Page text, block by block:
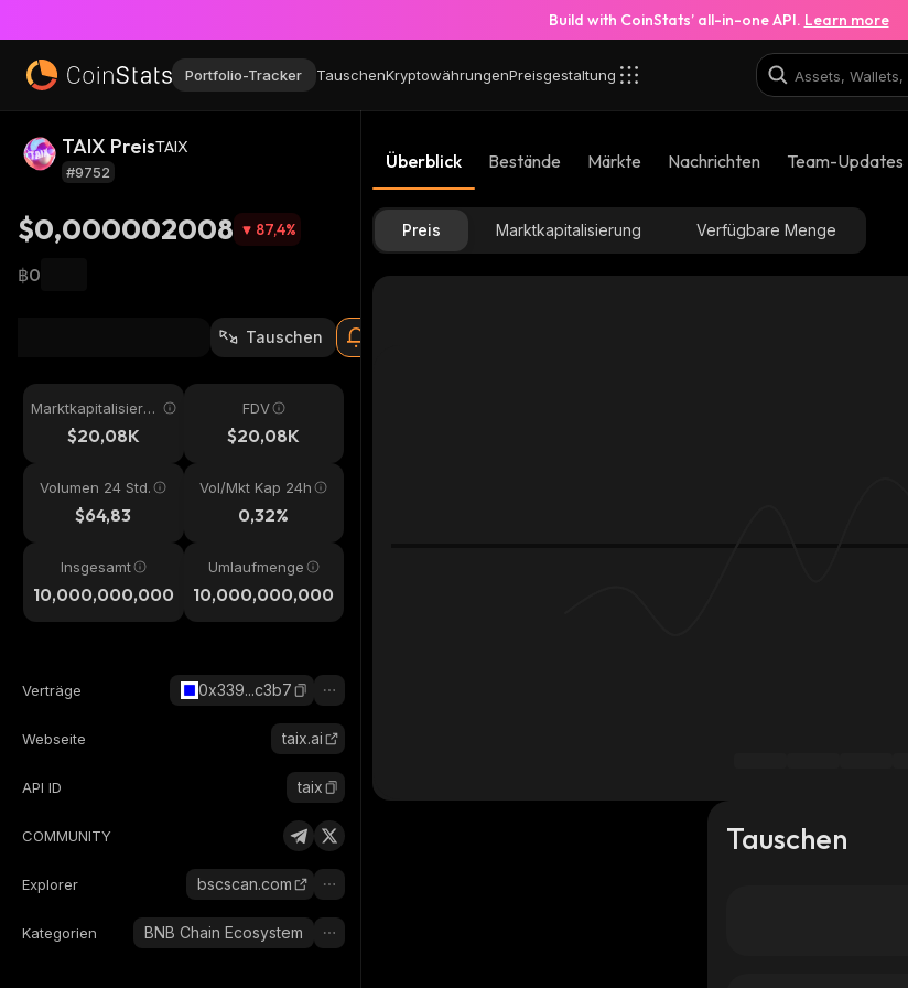
Build with CoinStats’ all-in-one API. Learn more
Portfolio-Tracker TauschenKryptowährungenPreisgestaltung
TAIX PreisTAIX
#9752
$0,000002008 87,4%
฿0
Tauschen
Marktkapitalisieru
$20,08K
FDV
$20,08K
Volumen 24 Std.
$64,83
Vol/Mkt Kap 24h
0,32%
Insgesamt
10,000,000,000
Umlaufmenge
10,000,000,000
Verträge 0x339...c3b7
Webseite taix.ai
API ID taix
COMMUNITY
Explorer bscscan.com
Kategorien BNB Chain Ecosystem
Überblick Bestände Märkte Nachrichten Team-Updates
Preis Marktkapitalisierung Verfügbare Menge
Tauschen